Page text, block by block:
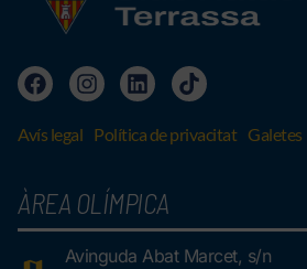
Avís legal Política de privacitat Galetes
ÀREA OLÍMPICA
Avinguda Abat Marcet, s/n